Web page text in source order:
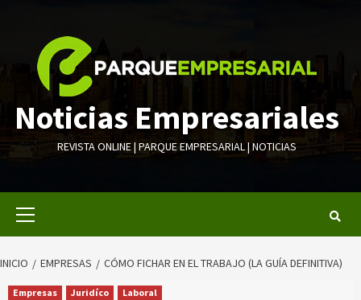
contenido
Noticias Empresariales
REVISTA ONLINE | PARQUE EMPRESARIAL | NOTICIAS
INICIO EMPRESAS CÓMO FICHAR EN EL TRABAJO (LA GUÍA DEFINITIVA)
Empresas Juridíco Laboral